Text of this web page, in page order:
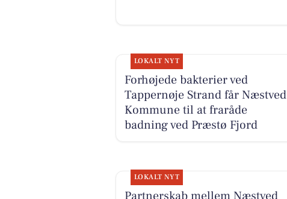
LOKALT NYT
Forhøjede bakterier ved
Tappernøje Strand får Næstved
Kommune til at fraråde
badning ved Præstø Fjord
LOKALT NYT